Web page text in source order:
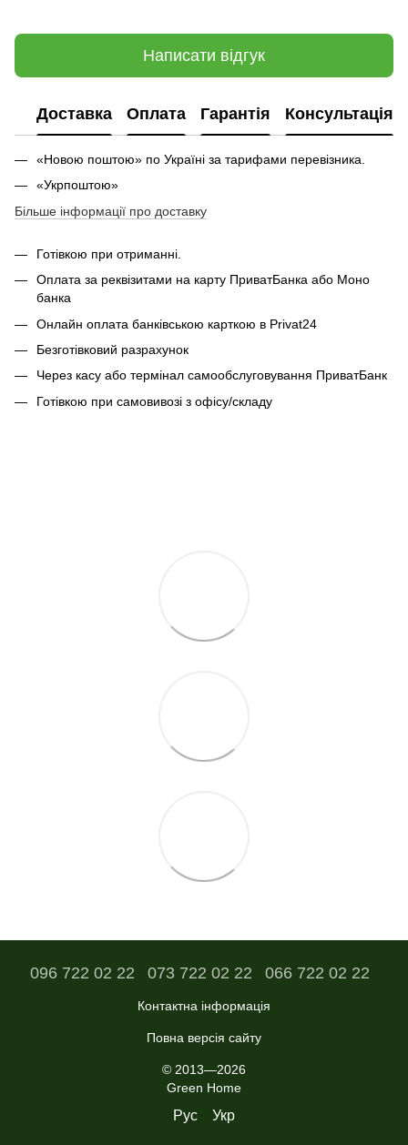
Написати відгук
Доставка Оплата Гарантія Консультація
«Новою поштою» по Україні за тарифами перевізника.
«Укрпоштою»
Більше інформації про доставку
Готівкою при отриманні.
Оплата за реквізитами на карту ПриватБанка або Моно
банка
Онлайн оплата банківською карткою в Privat24
Безготівковий разрахунок
Через касу або термінал самообслуговування ПриватБанк
Готівкою при самовивозі з офісу/складу
096 722 02 22 073 722 02 22 066 722 02 22
Контактна інформація
Повна версія сайту
© 2013—2026
Green Home
Рус Укр